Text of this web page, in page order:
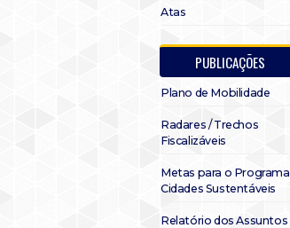
Atas
PUBLICAÇÕES
Plano de Mobilidade
Radares / Trechos
Fiscalizáveis
Metas para o Programa
Cidades Sustentáveis
Relatório dos Assuntos